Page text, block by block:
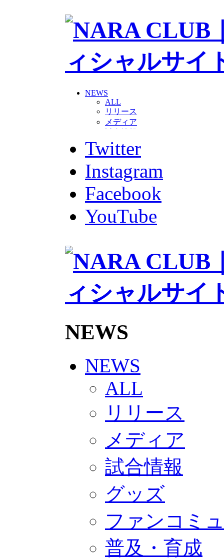
NEWS
ALL
リリース
メディア
グッズ
ファンコミュニティ
ホームタウン
コラム
その他
TEAM
2026/27トップチーム
2026/27トップチームスタッフ
チアダンススクール
ボランティアチーム「volundeer」
HOMEGAME
観戦ルール＆マナー
写真・動画使用ガイドライン
ロートフィールド奈良
2026/27
練習見学時のファンサービスに
奈良クラブ明治安田J3リーグ
奈良クラブ明治安田Ｊ3リーグ
観戦ルール＆マナー
FANCOMMUNITY
サポートショップ
GOODS
オフィシャルストア（実店舗）
オンラインストア
ACADEMY
アカデミーについて
プロジェクト
ジュニア
ジュニアユース
ユース
練習拠点（ナラディーア）
Twitter
Instagram
Facebook
YouTube
NEWS
NEWS
ALL
リリース
メディア
試合情報
グッズ
ファンコミ
普及・育成